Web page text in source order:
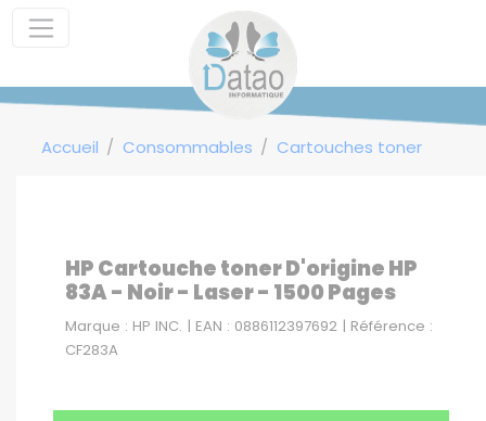
Accueil Consommables Cartouches toner
HP Cartouche toner D'origine HP
83A - Noir - Laser - 1500 Pages
Marque : HP INC. | EAN : 0886112397692 | Référence :
CF283A
Panneau de gestion des cookies